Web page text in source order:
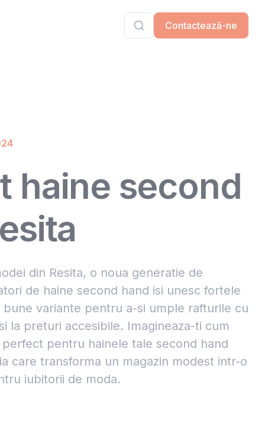
Contactează-ne
haine second
din Resita, o noua generatie de
de haine second hand isi unesc fortele
bune variante pentru a-si umple rafturile cu
la preturi accesibile. Imagineaza-ti cum
pentru hainele tale second hand
care transforma un magazin modest intr-o
iubitorii de moda.